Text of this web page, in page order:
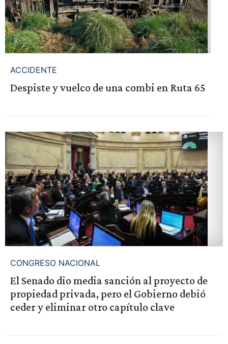
ACCIDENTE
Despiste y vuelco de una combi en Ruta 65
CONGRESO NACIONAL
El Senado dio media sanción al proyecto de
propiedad privada, pero el Gobierno debió
ceder y eliminar otro capítulo clave